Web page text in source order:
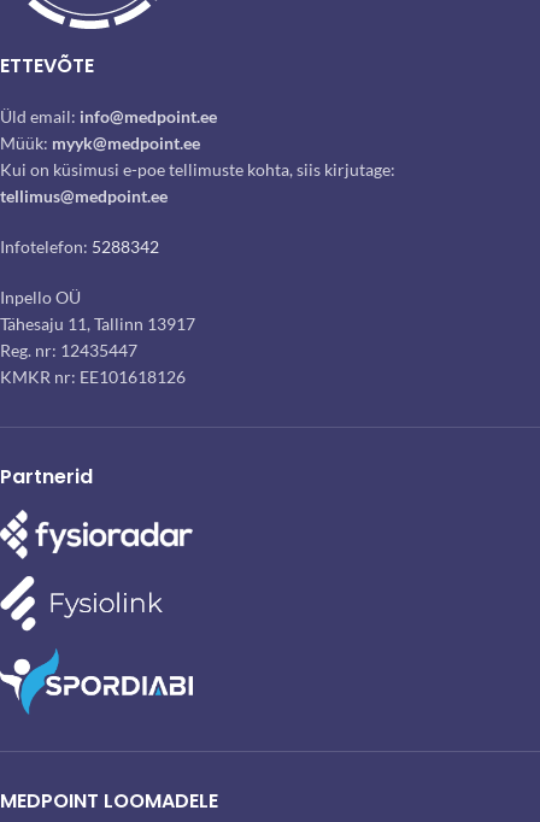
ETTEVÕTE
Üld email: info@medpoint.ee
Müük: myyk@medpoint.ee
Kui on küsimusi e-poe tellimuste kohta, siis kirjutage:
tellimus@medpoint.ee
Infotelefon: 5288342
Inpello OÜ
Tähesaju 11, Tallinn 13917
Reg. nr: 12435447
KMKR nr: EE101618126
Partnerid
MEDPOINT LOOMADELE